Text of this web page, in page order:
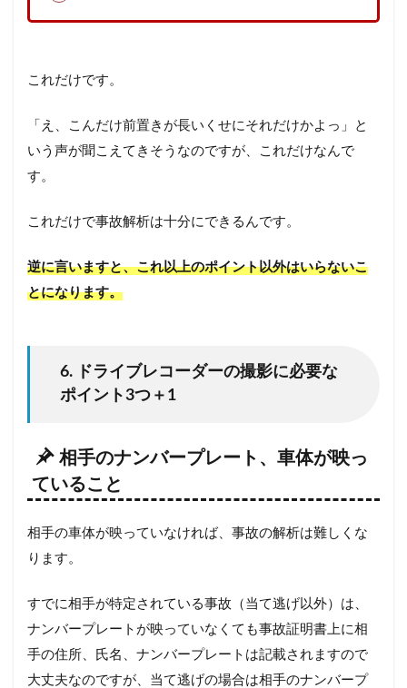
これだけです。
「え、こんだけ前置きが長いくせにそれだけかよっ」と
いう声が聞こえてきそうなのですが、これだけなんで
す。
これだけで事故解析は十分にできるんです。
逆に言いますと、これ以上のポイント以外はいらないこ
とになります。
6. ドライブレコーダーの撮影に必要な
ポイント3つ＋1
相手のナンバープレート、車体が映っ
ていること
相手の車体が映っていなければ、事故の解析は難しくな
ります。
すでに相手が特定されている事故（当て逃げ以外）は、
ナンバープレートが映っていなくても事故証明書上に相
手の住所、氏名、ナンバープレートは記載されますので
大丈夫なのですが、当て逃げの場合は相手のナンバープ